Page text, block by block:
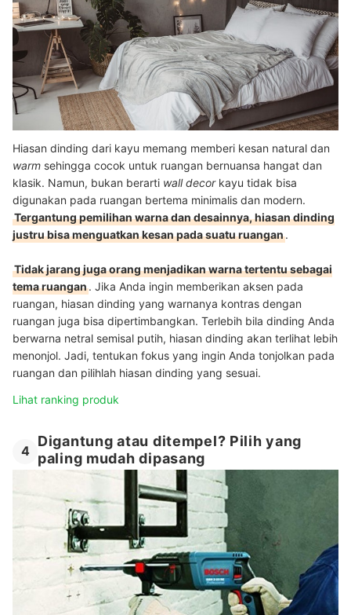
Hiasan dinding dari kayu memang memberi kesan natural dan
warm sehingga cocok untuk ruangan bernuansa hangat dan
klasik. Namun, bukan berarti wall decor kayu tidak bisa
digunakan pada ruangan bertema minimalis dan modern.
Tergantung pemilihan warna dan desainnya, hiasan dinding
justru bisa menguatkan kesan pada suatu ruangan.
Tidak jarang juga orang menjadikan warna tertentu sebagai
tema ruangan. Jika Anda ingin memberikan aksen pada
ruangan, hiasan dinding yang warnanya kontras dengan
ruangan juga bisa dipertimbangkan. Terlebih bila dinding Anda
berwarna netral semisal putih, hiasan dinding akan terlihat lebih
menonjol. Jadi, tentukan fokus yang ingin Anda tonjolkan pada
ruangan dan pilihlah hiasan dinding yang sesuai.
Lihat ranking produk
4
Digantung atau ditempel? Pilih yang
paling mudah dipasang